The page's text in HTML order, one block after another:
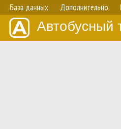
База данных Дополнительно
Автобусный